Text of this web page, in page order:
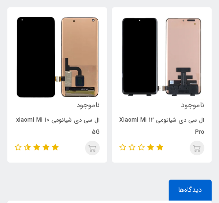
ناموجود
ال سی دی شیائومی Xiaomi Mi 12
Pro
ناموجود
ال سی دی شیائومی xiaomi Mi 10
5G
دیدگاه‌ها